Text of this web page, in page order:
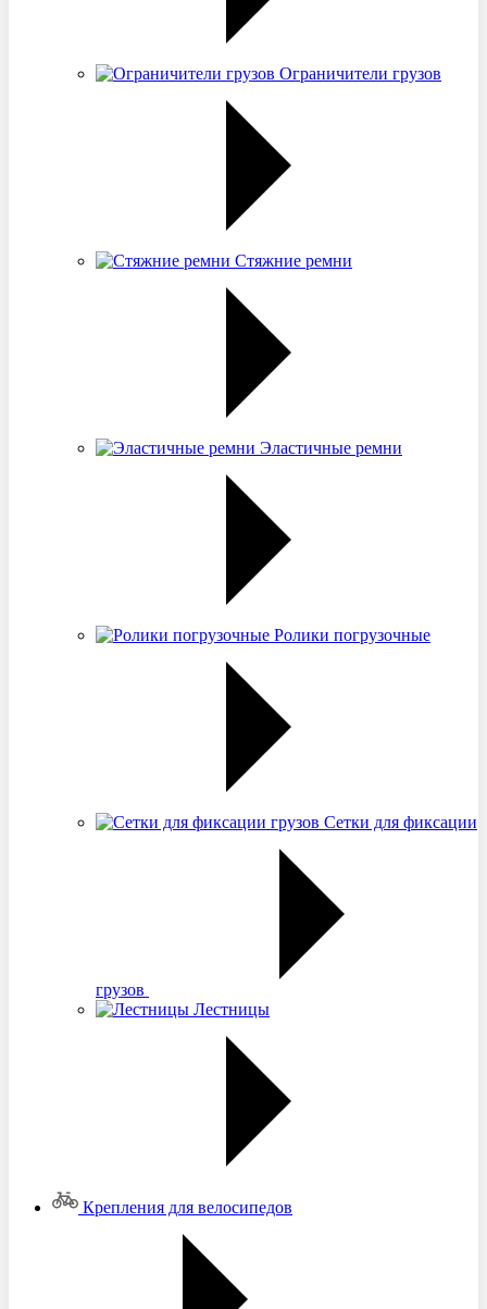
Ограничители грузов
Стяжние ремни
Эластичные ремни
Ролики погрузочные
Сетки для фиксации
грузов
Лестницы
Крепления для велосипедов